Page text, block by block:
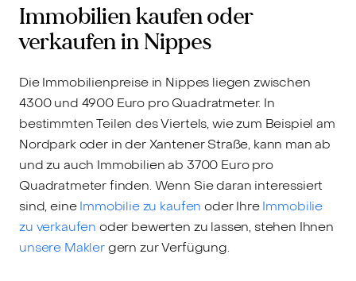
Immobilien kaufen oder
verkaufen in Nippes
Die Immobilienpreise in Nippes liegen zwischen
4300 und 4900 Euro pro Quadratmeter. In
bestimmten Teilen des Viertels, wie zum Beispiel am
Nordpark oder in der Xantener Straße, kann man ab
und zu auch Immobilien ab 3700 Euro pro
Quadratmeter finden. Wenn Sie daran interessiert
sind, eineImmobilie zu kaufen oder IhreImmobilie
zu verkaufen oder bewerten zu lassen, stehen Ihnen
unsere Maklergern zur Verfügung.